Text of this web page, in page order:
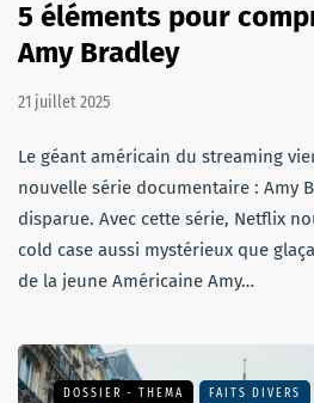
5 éléments pour
Amy Bradley
21 juillet 2025
Le géant américain du streaming
nouvelle série documentaire : Amy
disparue. Avec cette série, Netflix
cold case aussi mystérieux que
de la jeune Américaine Amy…
DOSSIER - THEMA FAITS DIVERS